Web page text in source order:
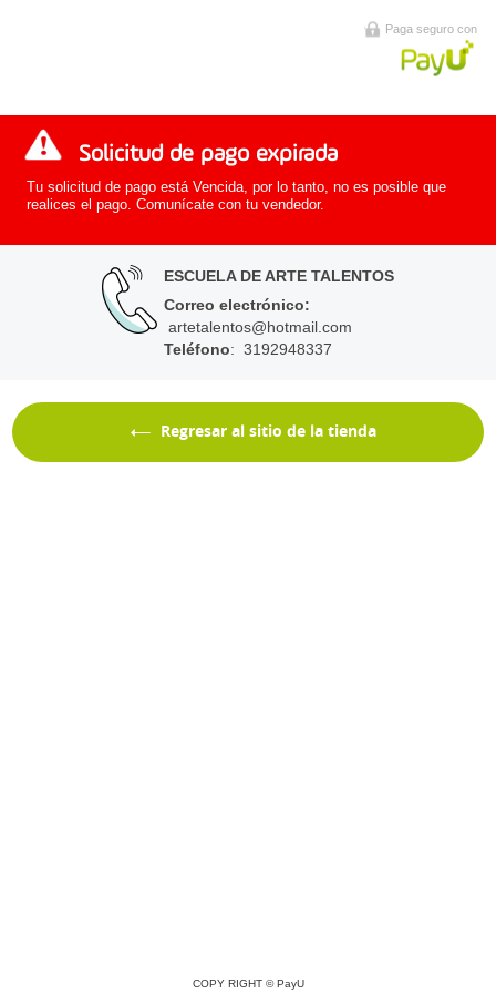
Paga seguro con
Solicitud de pago expirada
Tu solicitud de pago está Vencida, por lo tanto, no es posible que
realices el pago. Comunícate con tu vendedor.
ESCUELA DE ARTE TALENTOS
Correo electrónico:
artetalentos@hotmail.com
Teléfono: 3192948337
Regresar al sitio de la tienda
COPY RIGHT ©PayU